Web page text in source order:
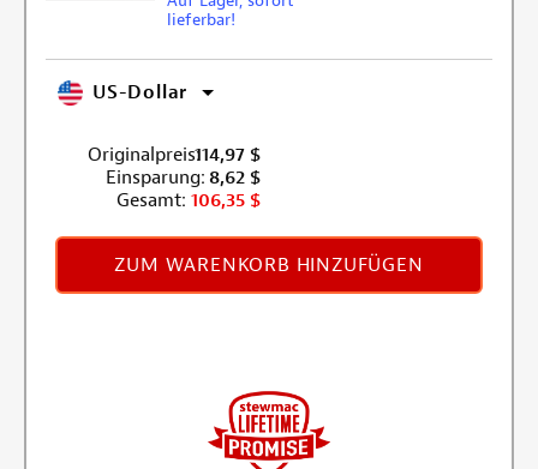
lieferbar!
US-Dollar
Originalpreis:114,97 $
Einsparung: 8,62 $
Gesamt: 106,35 $
ZUM WARENKORB HINZUFÜGEN